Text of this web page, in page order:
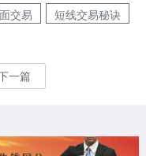
交易
短线交易秘诀
一篇